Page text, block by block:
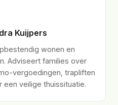
Kuijpers
wonen en
Adviseert families over
vergoedingen, trapliften
veilige thuissituatie.